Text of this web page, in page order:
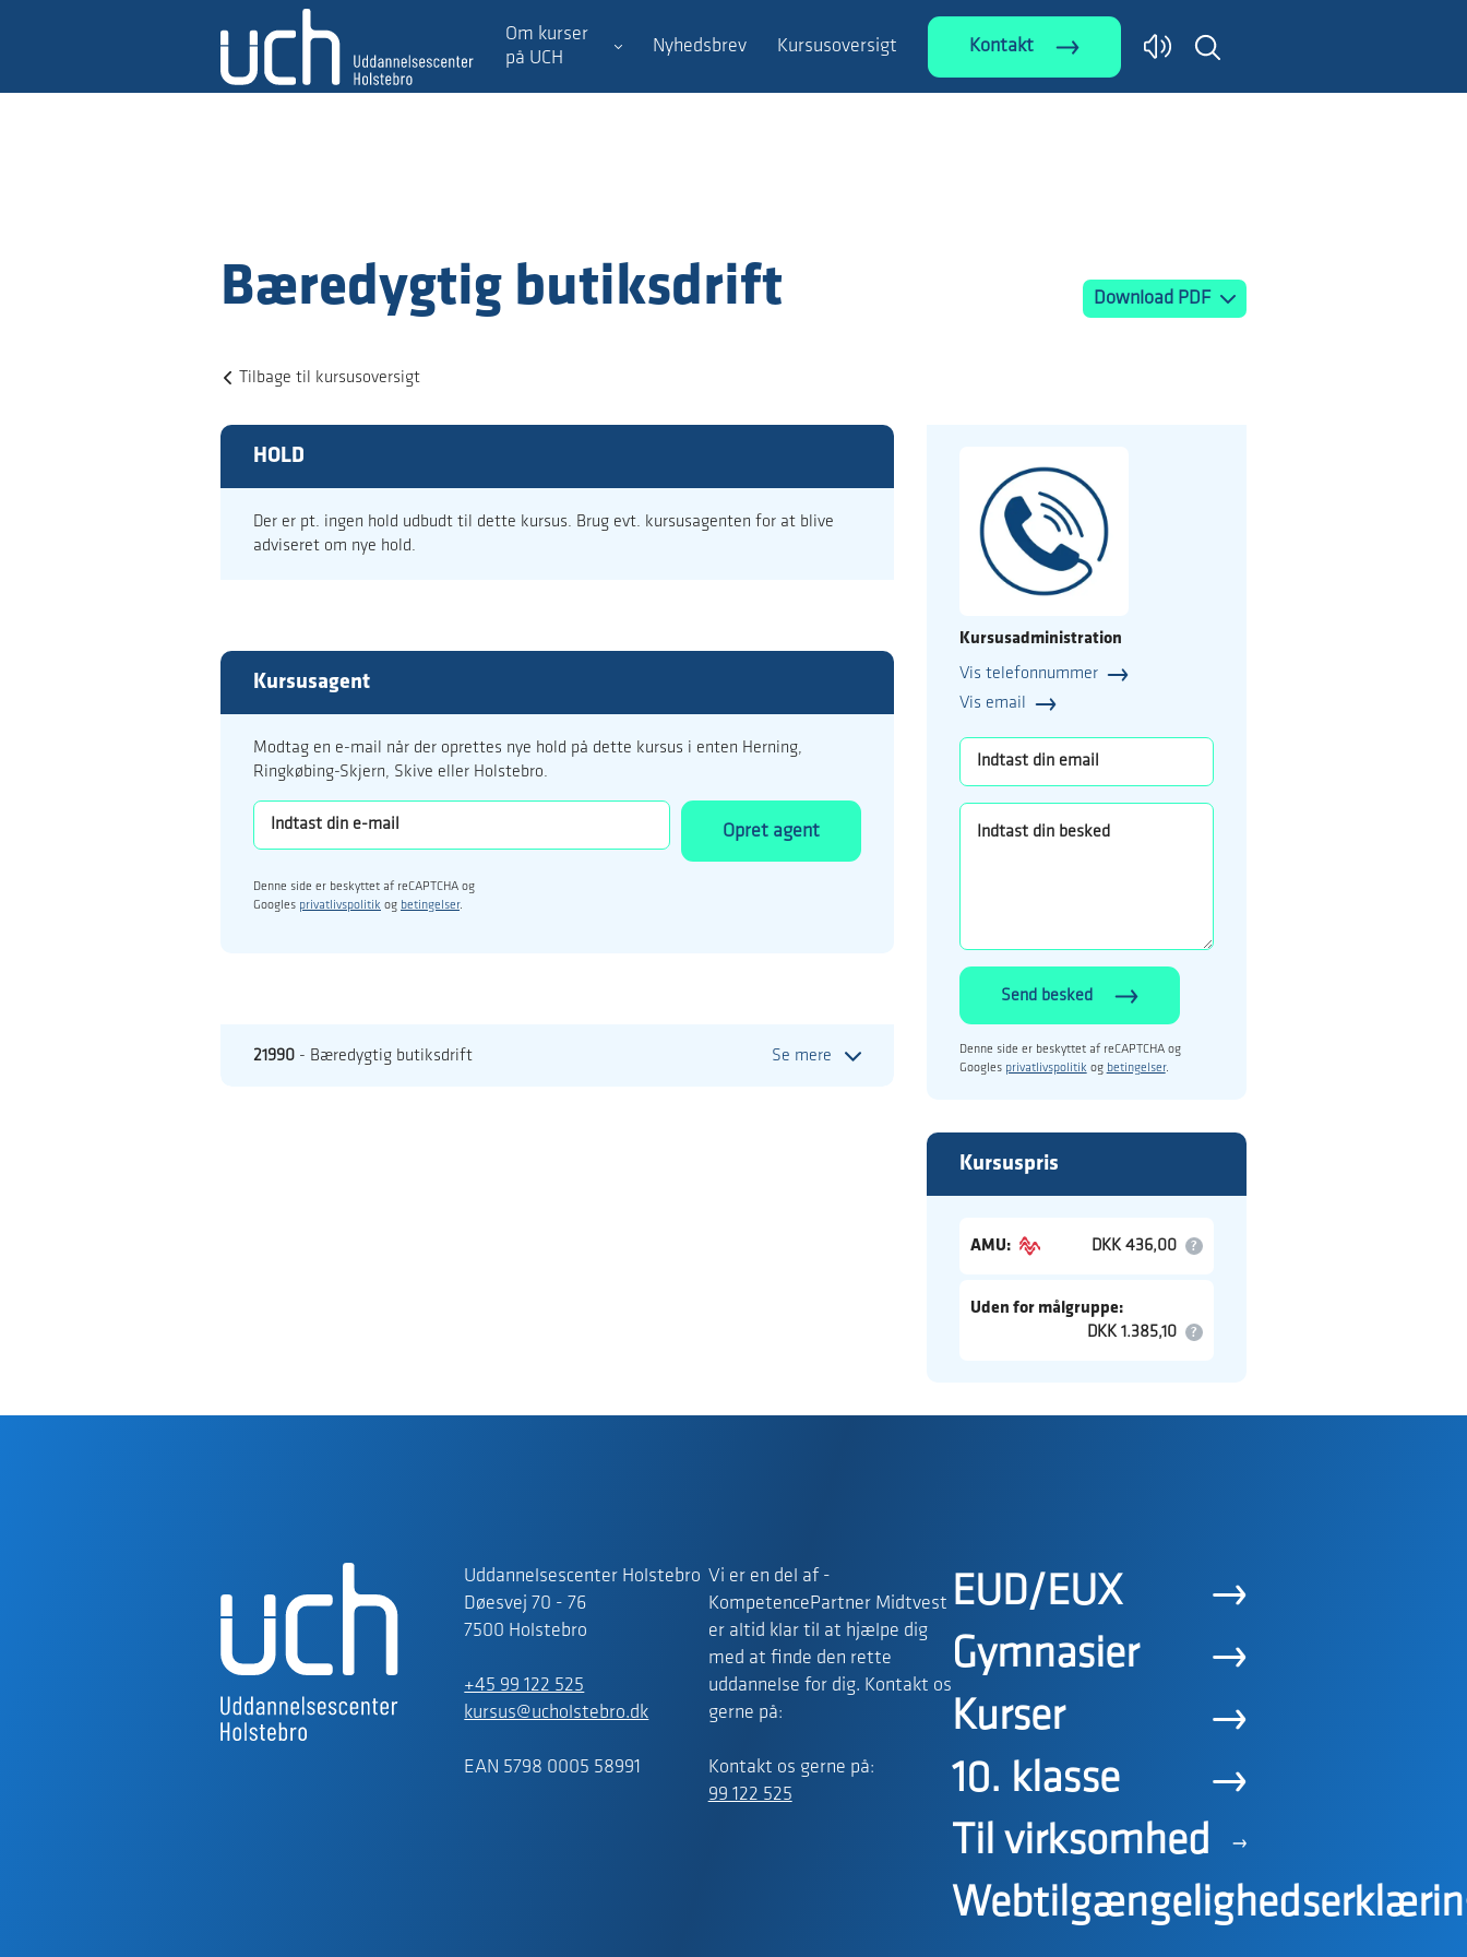
Om kurser
på UCH
Nyhedsbrev Kursusoversigt Kontakt
Bæredygtig butiksdrift Download PDF
Tilbage til kursusoversigt
HOLD
Der er pt. ingen hold udbudt til dette kursus. Brug evt. kursusagenten for at blive
adviseret om nye hold.
Kursusagent
Modtag en e-mail når der oprettes nye hold på dette kursus i enten Herning,
Ringkøbing-Skjern, Skive eller Holstebro.
Opret agent
Denne side er beskyttet af reCAPTCHA og
Googles privatlivspolitik og betingelser.
21990 - Bæredygtig butiksdrift Se mere
Kursusadministration
Vis telefonnummer
Vis email
Send besked
Denne side er beskyttet af reCAPTCHA og
Googles privatlivspolitik og betingelser.
Kursuspris
AMU: DKK 436,00
Uden for målgruppe:
DKK 1.385,10
Uddannelsescenter Holstebro
Døesvej 70 - 76
7500 Holstebro
+45 99 122 525
kursus@ucholstebro.dk
EAN 5798 0005 58991
Vi er en del af -
KompetencePartner Midtvest
er altid klar til at hjælpe dig
med at finde den rette
uddannelse for dig. Kontakt os
gerne på:
Kontakt os gerne på:
99 122 525
EUD/EUX
Gymnasier
Kurser
10. klasse
Til virksomhed